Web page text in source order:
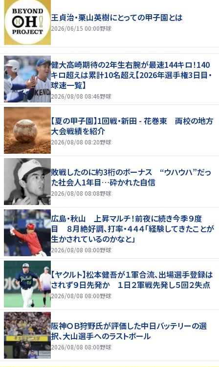
王貞治・栗山英樹にとっての甲子園とは
2026/06/15 00:00野球
健大高崎期待の2年生右腕が最速144キロ！140
キロ超えは累計10名超え【2026年選手権3日目・
球速一覧】
2026/08/08 08:46野球
【夏の甲子園】1回戦・新田 - 花巻東 両校の地方
大会戦績を紹介
2026/08/08 08:20野球
敗戦したのに約3桁のボーナス “ウハウハ”だっ
た社会人1年目…砕かれた自信
2026/08/08 08:08野球
広島・秋山 上昇マルチ！前夜に続き今季９度
目 ８月絶好調、打率・４４４「経験してきたことが
生かされているのかなと」
2026/08/08 08:00野球
【ヤクルト】松本健吾が１軍合流、出場選手登録は
されず９日先発か １日２軍戦先発し５回２失点
2026/08/08 08:00野球
阪神ＯＢ狩野氏が評価した中日バッテリーの選
択、大山選手へのラストボール
2026/08/08 08:00野球